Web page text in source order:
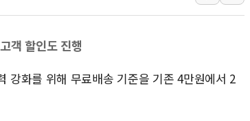
윤준병·이해민 의원, '정
풀무원재단, '국제과학연
현대그린푸드 '텍사스로
與 "세제개편안 8월 말
객 할인도 진행
강화를 위해 무료배송 기준을 기존 4만원에서 2